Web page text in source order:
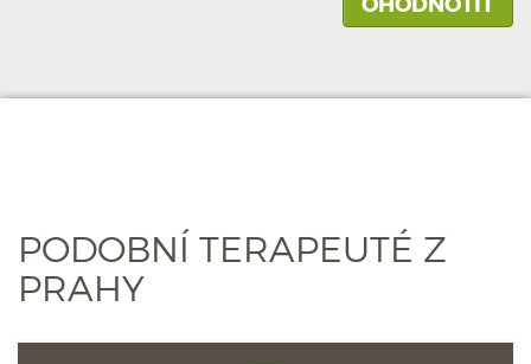
PODOBNÍ TERAPEUTÉ Z
PRAHY